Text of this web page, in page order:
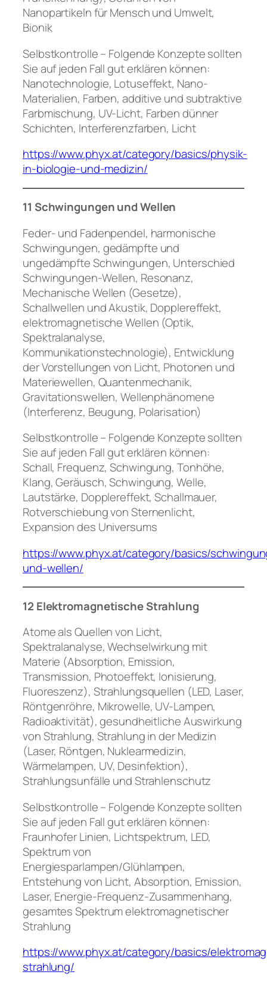
Nanopartikeln für Mensch und Umwelt,
Bionik
Selbstkontrolle – Folgende Konzepte sollten
Sie auf jeden Fall gut erklären können:
Nanotechnologie, Lotuseffekt, Nano-
Materialien, Farben, additive und subtraktive
Farbmischung, UV-Licht, Farben dünner
Schichten, Interferenzfarben, Licht
https://www.phyx.at/category/basics/physik-
in-biologie-und-medizin/
11 Schwingungen und Wellen
Feder- und Fadenpendel, harmonische
Schwingungen, gedämpfte und
ungedämpfte Schwingungen, Unterschied
Schwingungen-Wellen, Resonanz,
Mechanische Wellen (Gesetze),
Schallwellen und Akustik, Dopplereffekt,
elektromagnetische Wellen (Optik,
Spektralanalyse,
Kommunikationstechnologie), Entwicklung
der Vorstellungen von Licht, Photonen und
Materiewellen, Quantenmechanik,
Gravitationswellen, Wellenphänomene
(Interferenz, Beugung, Polarisation)
Selbstkontrolle – Folgende Konzepte sollten
Sie auf jeden Fall gut erklären können:
Schall, Frequenz, Schwingung, Tonhöhe,
Klang, Geräusch, Schwingung, Welle,
Lautstärke, Dopplereffekt, Schallmauer,
Rotverschiebung von Sternenlicht,
Expansion des Universums
https://www.phyx.at/category/basics/
und-wellen/
12 Elektromagnetische Strahlung
Atome als Quellen von Licht,
Spektralanalyse, Wechselwirkung mit
Materie (Absorption, Emission,
Transmission, Photoeffekt, Ionisierung,
Fluoreszenz), Strahlungsquellen (LED, Laser,
Röntgenröhre, Mikrowelle, UV-Lampen,
Radioaktivität), gesundheitliche Auswirkung
von Strahlung, Strahlung in der Medizin
(Laser, Röntgen, Nuklearmedizin,
Wärmelampen, UV, Desinfektion),
Strahlungsunfälle und Strahlenschutz
Selbstkontrolle – Folgende Konzepte sollten
Sie auf jeden Fall gut erklären können:
Fraunhofer Linien, Lichtspektrum, LED,
Spektrum von
Energiesparlampen/Glühlampen,
Entstehung von Licht, Absorption, Emission,
Laser, Energie-Frequenz-Zusammenhang,
gesamtes Spektrum elektromagnetischer
Strahlung
https://www.phyx.at/category/basics/
strahlung/